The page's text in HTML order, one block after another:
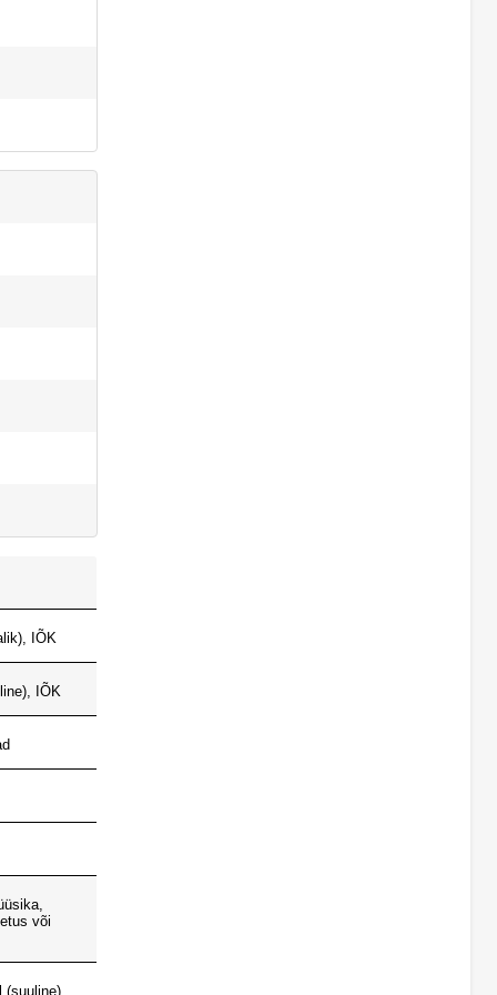
IÕK
IÕK
või
(suuline)